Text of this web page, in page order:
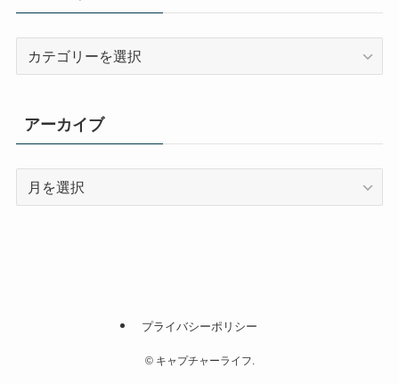
ー
アーカイブ
プライバシーポリシー
©キャプチャーライフ.